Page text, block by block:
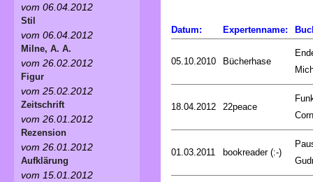
Datum: Expertenname:
05.10.2010 Bücherhase
18.04.2012 22peace
01.03.2011 bookreader (:-)
vom 06.04.2012
Stil
vom 06.04.2012
Milne, A. A.
vom 26.02.2012
Figur
vom 25.02.2012
Zeitschrift
vom 26.01.2012
Rezension
vom 26.01.2012
Aufklärung
vom 15.01.2012